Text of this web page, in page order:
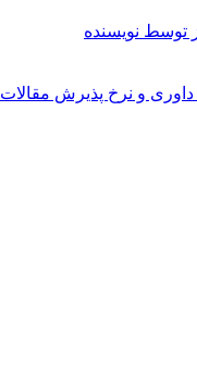
توسط نویسنده
داوری و نرخ پذیرش مقالات